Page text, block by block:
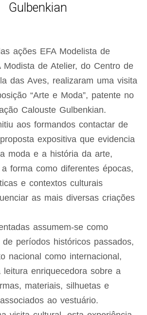
Gulbenkian
ações EFA Modelista de
Modista de Atelier, do Centro de
das Aves, realizaram uma visita
“Arte e Moda”, patente no
Calouste Gulbenkian.
aos formandos contactar de
expositiva que evidencia
moda e a história da arte,
forma como diferentes épocas,
e contextos culturais
as mais diversas criações
assumem-se como
de períodos históricos passados,
nacional como internacional,
leitura enriquecedora sobre a
materiais, silhuetas e
ao vestuário.